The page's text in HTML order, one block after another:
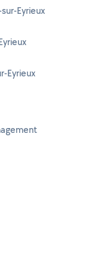
Eyrieux
Eyrieux